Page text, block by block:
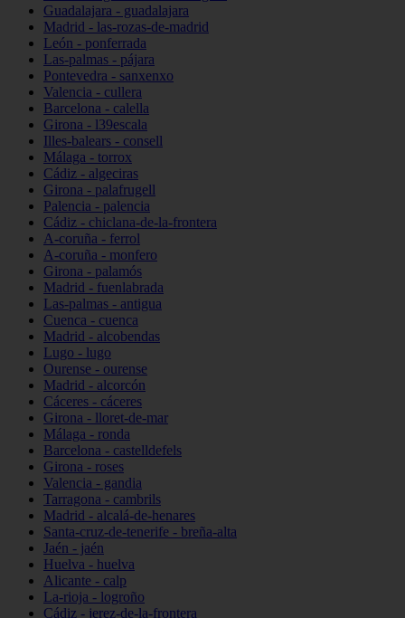
Guadalajara - guadalajara
Madrid - las-rozas-de-madrid
León - ponferrada
Las-palmas - pájara
Pontevedra - sanxenxo
Valencia - cullera
Barcelona - calella
Girona - l39escala
Illes-balears - consell
Málaga - torrox
Cádiz - algeciras
Girona - palafrugell
Palencia - palencia
Cádiz - chiclana-de-la-frontera
A-coruña - ferrol
A-coruña - monfero
Girona - palamós
Madrid - fuenlabrada
Las-palmas - antigua
Cuenca - cuenca
Madrid - alcobendas
Lugo - lugo
Ourense - ourense
Madrid - alcorcón
Cáceres - cáceres
Girona - lloret-de-mar
Málaga - ronda
Barcelona - castelldefels
Girona - roses
Valencia - gandia
Tarragona - cambrils
Madrid - alcalá-de-henares
Santa-cruz-de-tenerife - breña-alta
Jaén - jaén
Huelva - huelva
Alicante - calp
La-rioja - logroño
Cádiz - jerez-de-la-frontera